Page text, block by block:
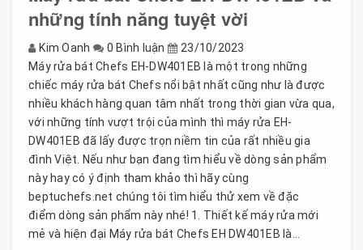
những tính năng tuyệt vời
Kim Oanh 0 Bình luận
23/10/2023
Máy rửa bát Chefs EH-DW401EB là một trong những
chiếc máy rửa bát Chefs nổi bật nhất cũng như là được
nhiều khách hàng quan tâm nhất trong thời gian vừa qua,
với những tính vượt trội của mình thì máy rửa EH-
DW401EB đã lấy được trọn niềm tin của rất nhiều gia
đình Việt. Nếu như bạn đang tìm hiểu về dòng sản phẩm
này hay có ý định tham khảo thì hãy cùng
beptuchefs.net chúng tôi tìm hiểu thử xem về đặc
điểm dòng sản phẩm này nhé! 1. Thiết kế máy rửa mới
mẻ và hiện đại Máy rửa bát Chefs EH DW401EB là...